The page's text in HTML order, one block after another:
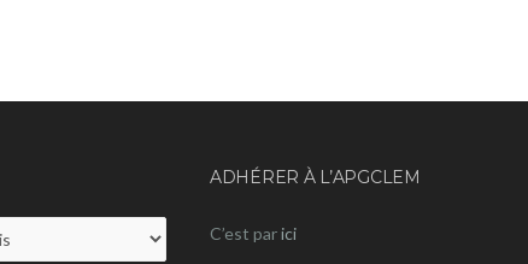
ADHÉRER À L’APGCLEM
C’est parici